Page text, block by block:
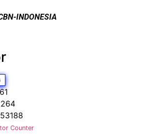
INDONESIA
Counter